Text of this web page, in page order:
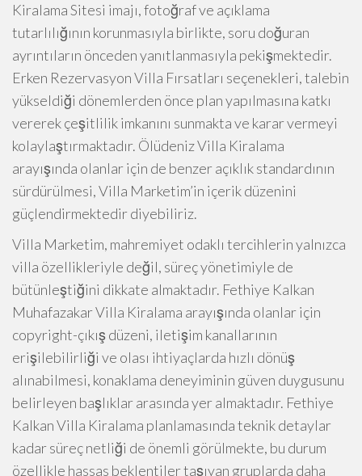
Kiralama Sitesi imajı, fotoğraf ve açıklama
tutarlılığının korunmasıyla birlikte, soru doğuran
ayrıntıların önceden yanıtlanmasıyla pekişmektedir.
Erken Rezervasyon Villa Fırsatları seçenekleri, talebin
yükseldiği dönemlerden önce plan yapılmasına katkı
vererek çeşitlilik imkanını sunmakta ve karar vermeyi
kolaylaştırmaktadır. Ölüdeniz Villa Kiralama
arayışında olanlar için de benzer açıklık standardının
sürdürülmesi, Villa Marketim’in içerik düzenini
güçlendirmektedir diyebiliriz.
Villa Marketim, mahremiyet odaklı tercihlerin yalnızca
villa özellikleriyle değil, süreç yönetimiyle de
bütünleştiğini dikkate almaktadır. Fethiye Kalkan
Muhafazakar Villa Kiralama arayışında olanlar için
copyright-çıkış düzeni, iletişim kanallarının
erişilebilirliği ve olası ihtiyaçlarda hızlı dönüş
alınabilmesi, konaklama deneyiminin güven duygusunu
belirleyen başlıklar arasında yer almaktadır. Fethiye
Kalkan Villa Kiralama planlamasında teknik detaylar
kadar süreç netliği de önemli görülmekte, bu durum
özellikle hassas beklentiler taşıyan gruplarda daha